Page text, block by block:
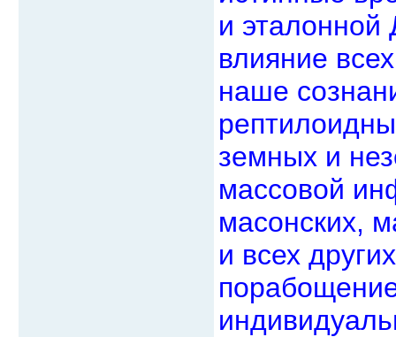
и
влияние
наше
земных и
массовой
масонских,
и всех